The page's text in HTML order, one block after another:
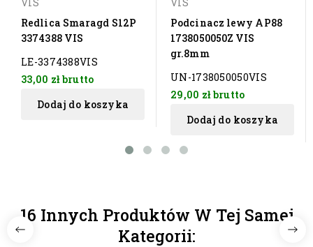
Redlica Smaragd S12P
3374388 VIS
LE-3374388VIS
33,00 złbrutto
Dodaj do koszyka
Podcinacz lewy AP88
1738050050Z VIS
gr.8mm
UN-1738050050VIS
29,00 złbrutto
Dodaj do koszyka
16 Innych Produktów W Tej Samej
Kategorii: